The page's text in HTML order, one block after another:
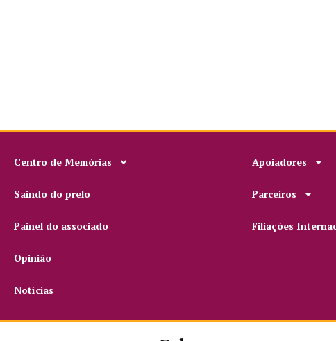
Centro de Memórias
Saindo do prelo
Painel do associado
Opinião
Notícias
Apoiadores
Parceiros
Filiações